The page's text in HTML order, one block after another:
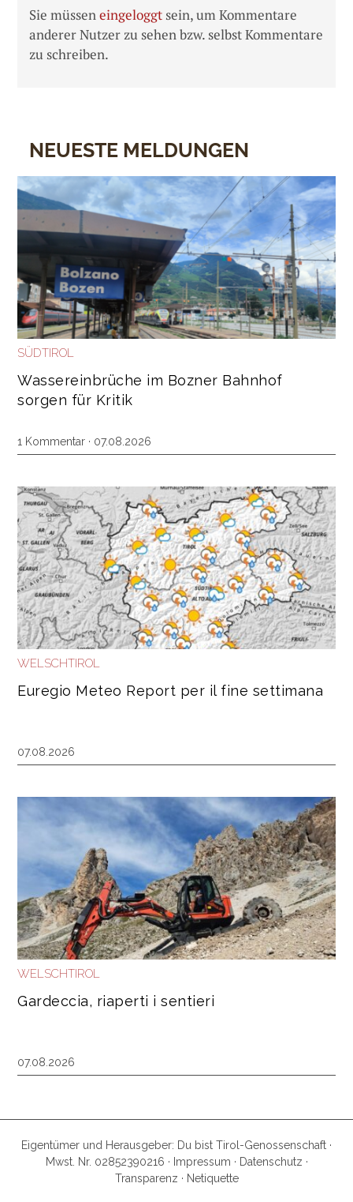
Sie müsseneingeloggt sein, um Kommentare
anderer Nutzer zu sehen bzw. selbst Kommentare
zu schreiben.
NEUESTE MELDUNGEN
SÜDTIROL
Wassereinbrüche im Bozner Bahnhof
sorgen für Kritik
1 Kommentar · 07.08.2026
WELSCHTIROL
Euregio Meteo Report per il fine settimana
07.08.2026
WELSCHTIROL
Gardeccia, riaperti i sentieri
07.08.2026
Eigentümer und Herausgeber: Du bist Tirol-Genossenschaft ·
Mwst. Nr. 02852390216 · Impressum · Datenschutz ·
Transparenz · Netiquette